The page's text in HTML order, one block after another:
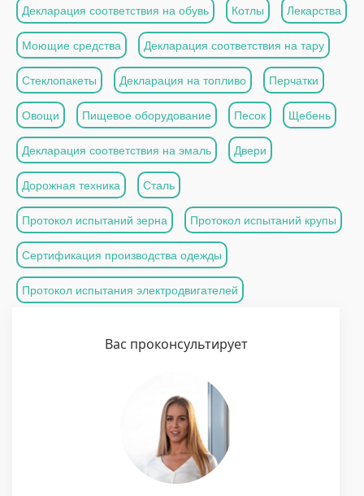
Декларация соответствия на обувь Котлы Лекарства
Моющие средства Декларация соответствия на тару
Стеклопакеты Декларация на топливо Перчатки
Овощи Пищевое оборудование Песок Щебень
Декларация соответствия на эмаль Двери
Дорожная техника Сталь
Протокол испытаний зерна Протокол испытаний крупы
Сертификация производства одежды
Протокол испытания электродвигателей
Вас проконсультирует